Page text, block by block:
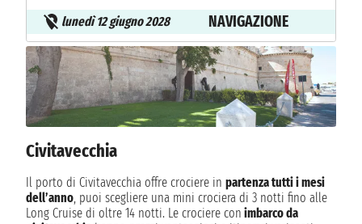
lunedì 12 giugno 2028 NAVIGAZIONE
martedì 13 giugno 2028
n.d. - n.d.
KOTOR
mercoledì 14 giugno 2028
n.d. - n.d.
SPALATO
giovedì 15 giugno 2028
venerdì 16 giugno 2028
TRIESTE
Civitavecchia
Il porto di Civitavecchia offre crociere in partenza tutti i mesi
dell’anno, puoi scegliere una mini crociera di 3 notti fino alle
Long Cruise di oltre 14 notti. Le crociere con imbarco da